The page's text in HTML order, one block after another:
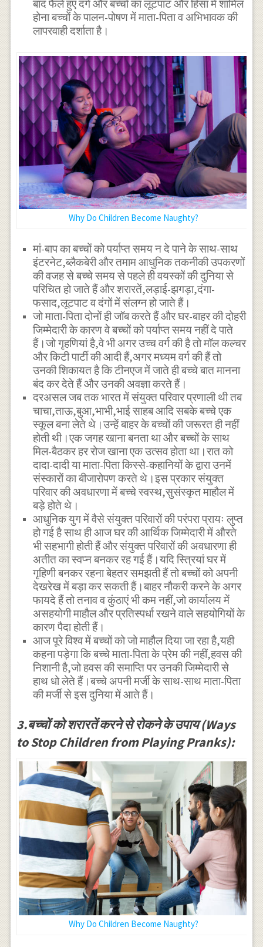
बाद फैले हुए दंगे और बच्चों का लूटपाट और हिंसा में शामिल
होना बच्चों के पालन-पोषण में माता-पिता व अभिभावक की
लापरवाही दर्शाता है।
Why Do Children Become Naughty?
मां-बाप का बच्चों को पर्याप्त समय न दे पाने के साथ-साथ
इंटरनेट,ब्लैकबेरी और तमाम आधुनिक तकनीकी उपकरणों
की वजह से बच्चे समय से पहले ही वयस्कों की दुनिया से
परिचित हो जाते हैं और शरारतें,लड़ाई-झगड़ा,दंगा-
फसाद,लूटपाट व दंगों में संलग्न हो जाते हैं।
जो माता-पिता दोनों ही जॉब करते हैं और घर-बाहर की दोहरी
जिम्मेदारी के कारण वे बच्चों को पर्याप्त समय नहीं दे पाते
हैं।जो गृहणियां है,वे भी अगर उच्च वर्ग की है तो मॉल कल्चर
और किटी पार्टी की आदी हैं,अगर मध्यम वर्ग की हैं तो
उनकी शिकायत है कि टीनएज में जाते ही बच्चे बात मानना
बंद कर देते हैं और उनकी अवज्ञा करते हैं।
दरअसल जब तक भारत में संयुक्त परिवार प्रणाली थी तब
चाचा,ताऊ,बुआ,भाभी,भाई साहब आदि सबके बच्चे एक
स्कूल बना लेते थे।उन्हें बाहर के बच्चों की जरूरत ही नहीं
होती थी।एक जगह खाना बनता था और बच्चों के साथ
मिल-बैठकर हर रोज खाना एक उत्सव होता था।रात को
दादा-दादी या माता-पिता किस्से-कहानियों के द्वारा उनमें
संस्कारों का बीजारोपण करते थे।इस प्रकार संयुक्त
परिवार की अवधारणा में बच्चे स्वस्थ,सुसंस्कृत माहौल में
बड़े होते थे।
आधुनिक युग में वैसे संयुक्त परिवारों की परंपरा प्रायः लुप्त
हो गई है साथ ही आज घर की आर्थिक जिम्मेदारी में औरते
भी सहभागी होती हैं और संयुक्त परिवारों की अवधारणा ही
अतीत का स्वप्न बनकर रह गई हैं।यदि स्त्रियां घर में
गृहिणी बनकर रहना बेहतर समझती हैं तो बच्चों को अपनी
देखरेख में बड़ा कर सकती हैं।बाहर नौकरी करने के अगर
फायदे हैं तो तनाव व कुंठाएं भी कम नहीं,जो कार्यालय में
असहयोगी माहौल और प्रतिस्पर्धा रखने वाले सहयोगियों के
कारण पैदा होती हैं।
आज पूरे विश्व में बच्चों को जो माहौल दिया जा रहा है,यही
कहना पड़ेगा कि बच्चे माता-पिता के प्रेम की नहीं,हवस की
निशानी है,जो हवस की समाप्ति पर उनकी जिम्मेदारी से
हाथ धो लेते हैं।बच्चे अपनी मर्जी के साथ-साथ माता-पिता
की मर्जी से इस दुनिया में आते हैं।
3.बच्चों को शरारतें करने से रोकने के उपाय (Ways
to Stop Children from Playing Pranks):
Why Do Children Become Naughty?